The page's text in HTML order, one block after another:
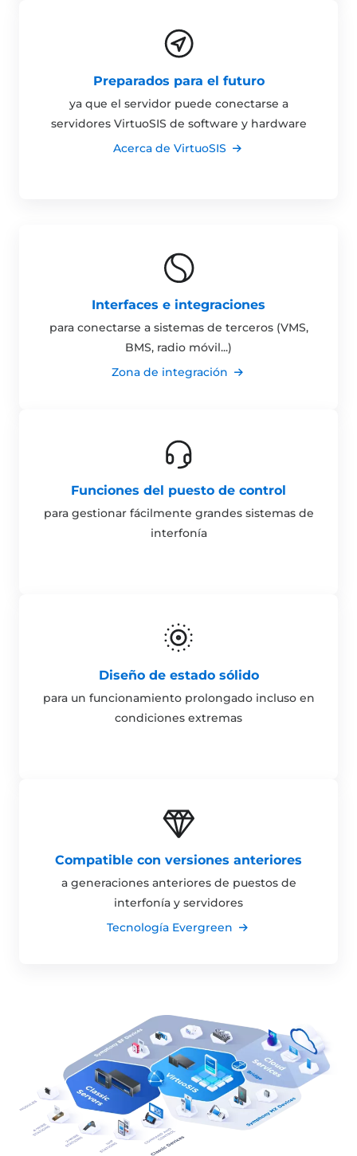
Preparados para el futuro
ya que el servidor puede conectarse a
servidores VirtuoSIS de software y hardware
Acerca de VirtuoSIS
Interfaces e integraciones
para conectarse a sistemas de terceros (VMS,
BMS, radio móvil...)
Zona de integración
Funciones del puesto de control
para gestionar fácilmente grandes sistemas de
interfonía
Diseño de estado sólido
para un funcionamiento prolongado incluso en
condiciones extremas
Compatible con versiones anteriores
a generaciones anteriores de puestos de
interfonía y servidores
Tecnología Evergreen